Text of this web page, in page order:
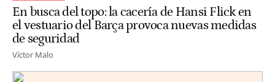
En busca del topo: la cacería de Hansi Flick en
el vestuario del Barça provoca nuevas medidas
de seguridad
Víctor Malo